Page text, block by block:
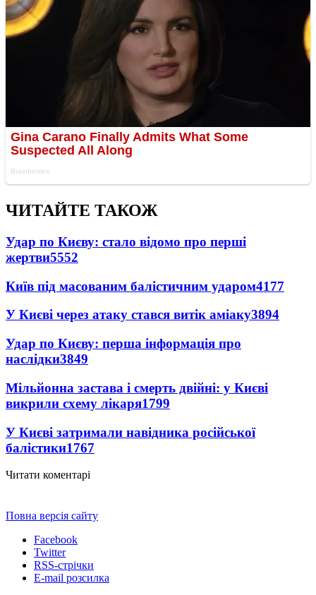
ЧИТАЙТЕ ТАКОЖ
Удар по Києву: стало відомо про перші
жертви5552
Київ під масованим балістичним ударом4177
У Києві через атаку стався витік аміаку3894
Удар по Києву: перша інформація про
наслідки3849
Мільйонна застава і смерть двійні: у Києві
викрили схему лікаря1799
У Києві затримали навідника російської
балістики1767
Читати коментарі
Повна версія сайту
Facebook
Twitter
RSS-стрічки
E-mail розсилка